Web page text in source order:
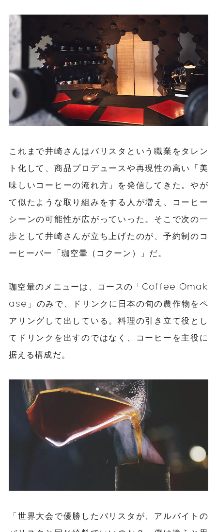
これまで井崎さんはバリスタという職業をタレン
ト化して、商品プロデュースや再現性の高い「美
味しいコーヒーの淹れ方」を発信してきた。やが
て似たような取り組みをする人が増え、コーヒー
シーンの可能性が広がっていった。そこで次の一
歩として井崎さんが立ち上げたのが、予約制のコ
ーヒーバー「珈空暈（コクーン）」だ。
珈空暈のメニューは、コースの「Coffee Omak
ase」のみで、ドリンクに日本の旬の 農作物をペ
アリングして出している。料理の引き立て役とし
てドリンクを出すのではなく、コーヒーを主役に
据える構成だ。
「世界大会で優勝したバリスタが、アルバイトの